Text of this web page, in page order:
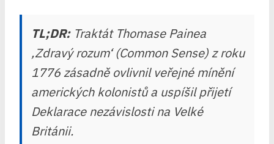
TL;DR:Traktát Thomase Painea
‚Zdravý rozum‘ (Common Sense) z roku
1776 zásadně ovlivnil veřejné mínění
amerických kolonistů a uspíšil přijetí
Deklarace nezávislosti na Velké
Británii.